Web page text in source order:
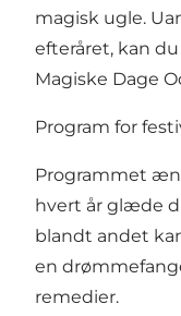
magisk ugle.
efteråret, kan
Magiske Dage
Program for
Programmet
hvert år glæde
blandt andet
en
remedier.